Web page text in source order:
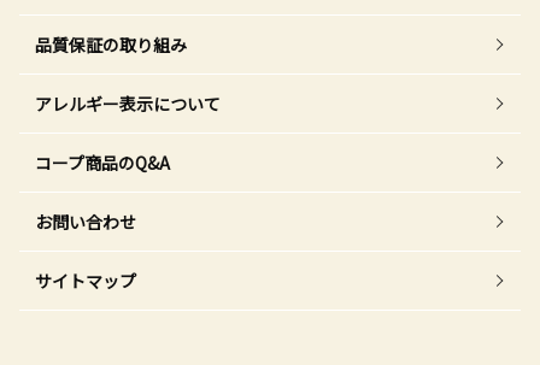
品質保証の取り組み
アレルギー表示について
コープ商品のQ&A
お問い合わせ
サイトマップ